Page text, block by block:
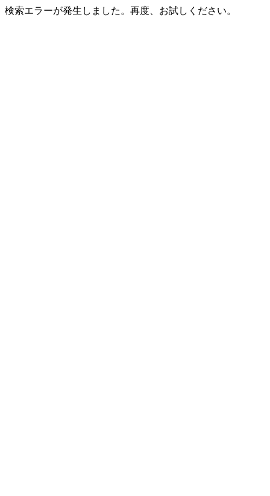
検索エラーが発生しました。再度、お試しください。